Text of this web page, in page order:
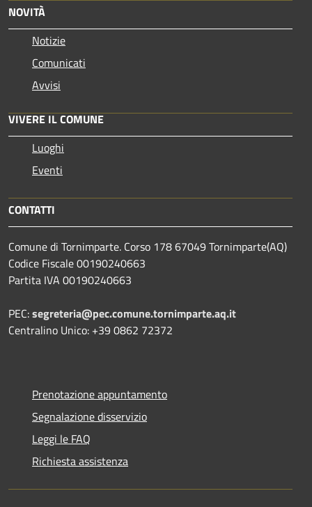
NOVITÀ
Notizie
Comunicati
Avvisi
VIVERE IL COMUNE
Luoghi
Eventi
CONTATTI
Comune di Tornimparte. Corso 178 67049 Tornimparte(AQ)
Codice Fiscale 00190240663
Partita IVA 00190240663
PEC:segreteria@pec.comune.tornimparte.aq.it
Centralino Unico: +39 0862 72372
Prenotazione appuntamento
Segnalazione disservizio
Leggi le FAQ
Richiesta assistenza